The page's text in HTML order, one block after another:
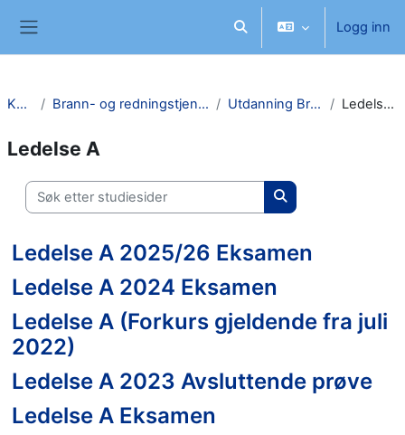
Veksle inndata for søk
Logg inn
Kurs Brann- og redningstjeneste Utdanning Brann Ledelse A
Ledelse A
Søk etter studiesider
Søk etter
Ledelse A 2025/26 Eksamen
Ledelse A 2024 Eksamen
Ledelse A (Forkurs gjeldende fra juli
2022)
Ledelse A 2023 Avsluttende prøve
Ledelse A Eksamen